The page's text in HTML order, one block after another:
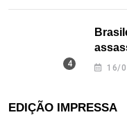
16/
EDIÇÃO IMPRESSA